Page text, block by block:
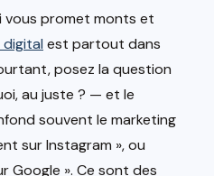
vous promet monts et
digital est partout dans
posez la question
au juste ? — et le
souvent le marketing
sur Instagram », ou
Google ». Ce sont des